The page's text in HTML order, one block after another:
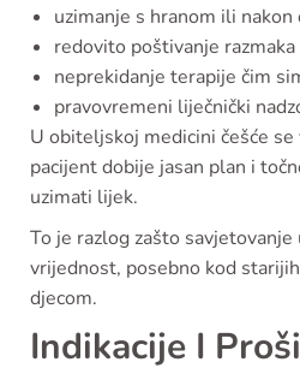
uzimanje s hranom ili nakon
redovito poštivanje
neprekidanje terapije čim
pravovremeni liječnički
U obiteljskoj medicini češće
pacijent dobije jasan plan i
uzimati lijek.
To je razlog zašto
vrijednost, posebno kod
djecom.
Indikacije I